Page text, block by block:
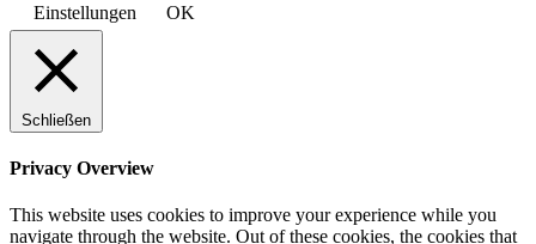
Einstellungen
OK
Schließen
Privacy Overview
This website uses cookies to improve your experience while you
navigate through the website. Out of these cookies, the cookies that